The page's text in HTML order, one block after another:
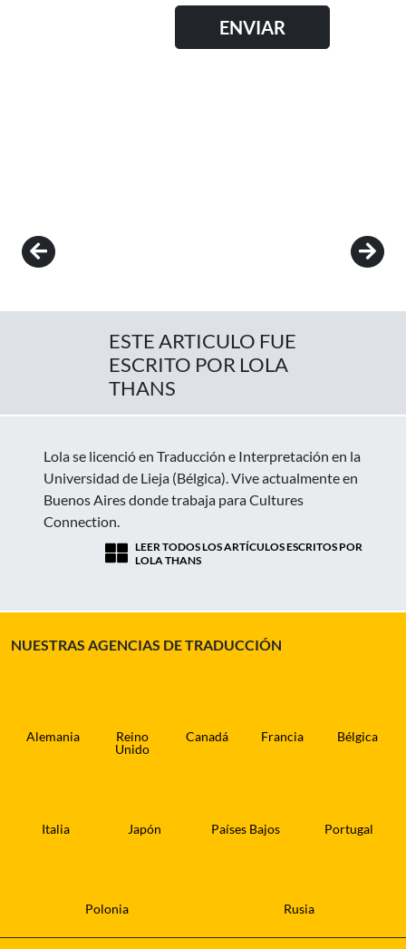
Post navigation
ESTE ARTICULO FUE
ESCRITO POR LOLA
THANS
Lola se licenció en Traducción e Interpretación en la
Universidad de Lieja (Bélgica). Vive actualmente en
Buenos Aires donde trabaja para Cultures
Connection.
LEER TODOS LOS ARTÍCULOS ESCRITOS POR
LOLA THANS
NUESTRAS AGENCIAS DE TRADUCCIÓN
Alemania
Reino
Unido
Canadá Francia Bélgica
Italia Japón Países Bajos Portugal
Polonia Rusia